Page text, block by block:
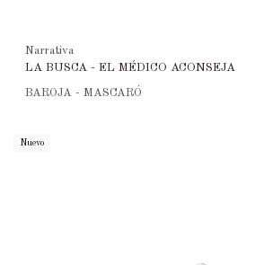
Narrativa
LA BUSCA - EL MÉDICO ACONSEJA
BAROJA - MASCARÓ
Nuevo